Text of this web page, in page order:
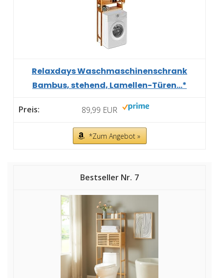
Relaxdays Waschmaschinenschrank
Bambus, stehend, Lamellen-Türen...*
89,99 EUR
*Zum Angebot »
7